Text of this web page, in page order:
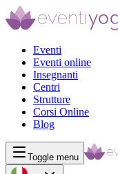
Eventi
Eventi online
Insegnanti
Centri
Strutture
Corsi Online
Blog
Toggle menu